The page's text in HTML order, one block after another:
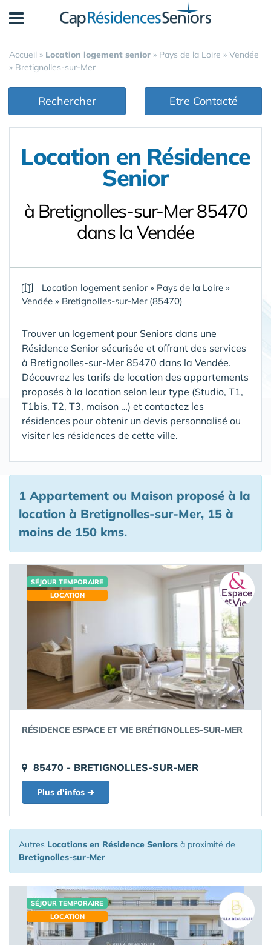
Accueil » Location logement senior » Pays de la Loire » Vendée
» Bretignolles-sur-Mer
Rechercher Etre Contacté
Location en Résidence
Senior
à Bretignolles-sur-Mer 85470
dans la Vendée
Location logement senior» Pays de la Loire »
Vendée » Bretignolles-sur-Mer (85470)
Trouver un logement pour Seniors dans une
Résidence Senior sécurisée et offrant des services
à Bretignolles-sur-Mer 85470 dans la Vendée.
Découvrez les tarifs de location des appartements
proposés à la location selon leur type (Studio, T1,
T1bis, T2, T3, maison …) et contactez les
résidences pour obtenir un devis personnalisé ou
visiter les résidences de cette ville.
1 Appartement ou Maison proposé à la
location à Bretignolles-sur-Mer, 15 à
moins de 150 kms.
SÉJOUR TEMPORAIRE
LOCATION
RÉSIDENCE ESPACE ET VIE BRÉTIGNOLLES-SUR-MER
85470 - BRETIGNOLLES-SUR-MER
Plus d'infos ➔
Autres Locations en Résidence Seniors à proximité de
Bretignolles-sur-Mer
SÉJOUR TEMPORAIRE
LOCATION